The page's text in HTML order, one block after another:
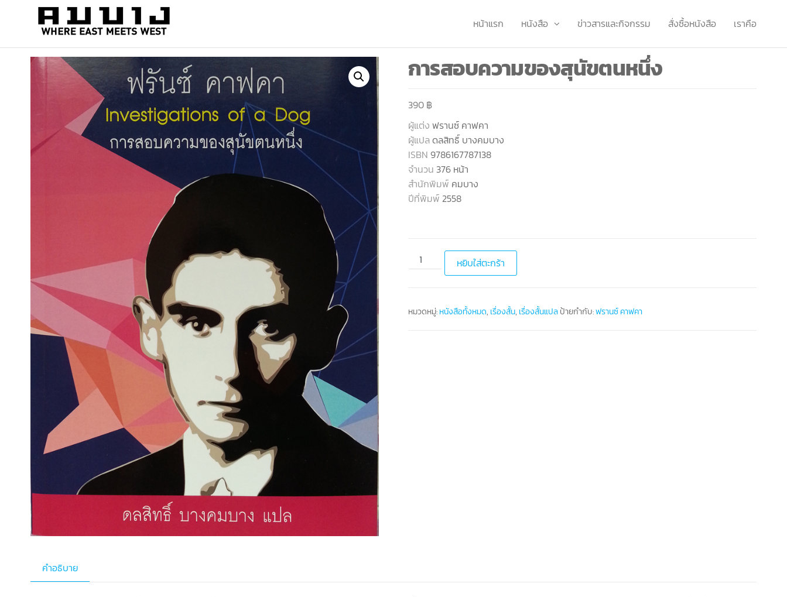
พิมพ์
คมบาง
meets
west
หน้าแรก หนังสือ ข่าวสารและกิจกรรม สั่งซื้อหนังสือ เราคือ
การสอบความของสุนัขตนหนึ่ง
390 ฿
ผู้แต่ง ฟรานซ์ คาฟคา
ผู้แปลดลสิทธิ์ บางคมบาง
ISBN 9786167787138
จำนวน 376 หน้า
สำนักพิมพ์ คมบาง
ปีที่พิมพ์ 2558
หยิบใส่ตะกร้า
หมวดหมู่:หนังสือทั้งหมด, เรื่องสั้น, เรื่องสั้นแปลป้ายกำกับ:ฟรานซ์ คาฟคา
คำอธิบาย